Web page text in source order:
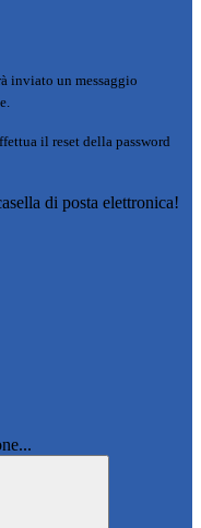
inviato un messaggio
il reset della password
di posta elettronica!